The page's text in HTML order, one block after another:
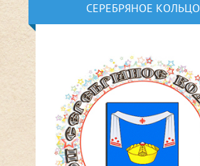
СЕРЕБРЯНОЕ КОЛЬЦО